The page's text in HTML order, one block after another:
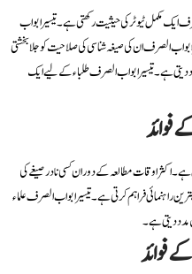
ایک مکمل ٹیوٹر کی حیثیت رکھتی ہے۔ تیسیر ابواب
الصرف ان کی صیغہ شناسی کی صلاحیت کو جلا بخشتی
دیتی ہے۔ تیسیر ابواب الصرف طلباء کے لیے ایک
فوائد
اکثر اوقات مطالعہ کے دوران کسی نادر صیغے کی
راہنمائی فراہم کرتی ہے۔ تیسیر ابواب الصرف علماء
مدد دیتی ہے۔
فوائد